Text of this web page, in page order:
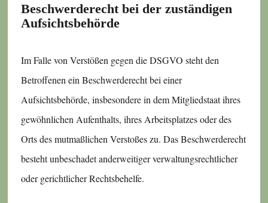
Beschwerde­recht bei der zuständigen
Aufsichts­behörde
Im Falle von Verstößen gegen die DSGVO steht den
Betroffenen ein Beschwerderecht bei einer
Aufsichtsbehörde, insbesondere in dem Mitgliedstaat ihres
gewöhnlichen Aufenthalts, ihres Arbeitsplatzes oder des
Orts des mutmaßlichen Verstoßes zu. Das Beschwerderecht
besteht unbeschadet anderweitiger verwaltungsrechtlicher
oder gerichtlicher Rechtsbehelfe.